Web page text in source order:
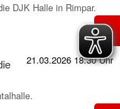
DJK Halle in Rimpar.
21.03.2026 18:30 Uhr